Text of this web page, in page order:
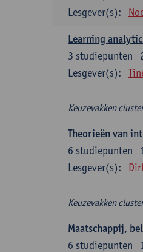
Lesgever(s):
Learning
3 studiepunten
Lesgever(s):
Keuzevakken
Theorieën van
6 studiepunten
Lesgever(s):
Keuzevakken
Maatschappij,
6 studiepunten